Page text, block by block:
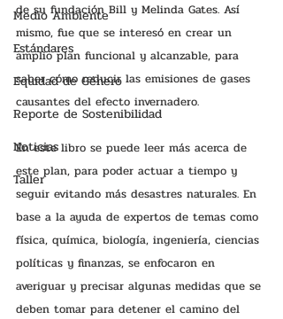
Medio Ambiente
Estándares
Equidad de Género
Reporte de Sostenibilidad
Noticias
Taller
de su fundación Bill y Melinda Gates. Así
mismo, fue que se interesó en crear un
amplio plan funcional y alcanzable, para
saber cómo reducir las emisiones de gases
causantes del efecto invernadero.
En este libro se puede leer más acerca de
este plan, para poder actuar a tiempo y
seguir evitando más desastres naturales. En
base a la ayuda de expertos de temas como
física, química, biología, ingeniería, ciencias
políticas y finanzas, se enfocaron en
averiguar y precisar algunas medidas que se
deben tomar para detener el camino del